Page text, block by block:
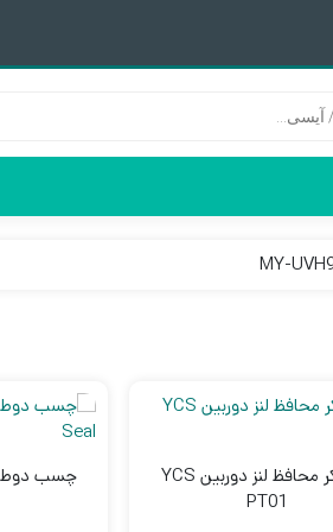
استیکر محافظ لنز دوربین YCS
PT01